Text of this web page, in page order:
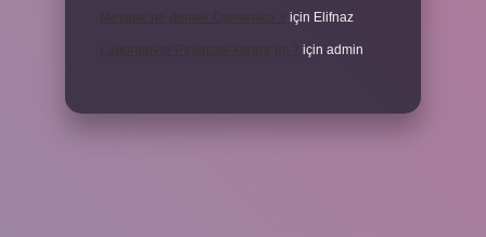
için Elifnaz
için admin